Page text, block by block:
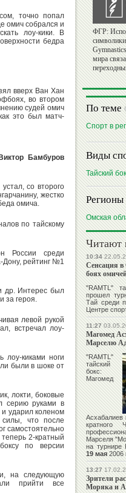
точно попал
омич собрался и
лоу-кики. В
бедра
вверх Ван Хан
во втором
судей омич
это был матч-
Виктор Бамбуров
со второго
жестко
омича.
по тайскому
России среди
Дону, рейтинг №1
др. Интерес был
за героя.
левой рукой
встречал лоу-
лоу-киками ноги
были в шоке от
локти, боковые
серию руками в
и ударил коленом
что после
самостоятельно
2-кратный
по версии
на следующую
прийти все
ФГР:
мира
По теме
Спорт в
Виды
Тайский
Регионы
Омская
Читают
10:34
Сенсация
боях
"RAMTL"
прошел
Тай среди
Центре
11:27
Магомед
Марселю
"RAMTL"
тайский
бокс:
Магомед
Асхабалиев
кратного
Марселя
на турнире
19 мая2006
13:27
Зрители
Моряка и